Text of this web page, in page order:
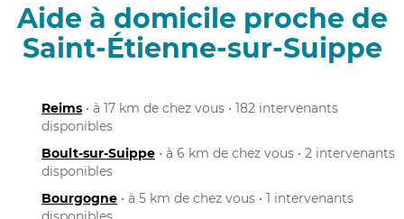
Aide à domicile proche de
Saint-Étienne-sur-Suippe
Reims • à 17 km de chez vous • 182 intervenants
disponibles
Boult-sur-Suippe • à 6 km de chez vous • 2 intervenants
disponibles
Bourgogne • à 5 km de chez vous • 1 intervenants